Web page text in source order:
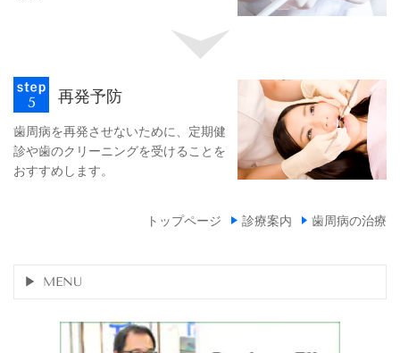
再発予防
歯周病を再発させないために、定期健
診や歯のクリーニングを受けることを
おすすめします。
トップページ 診療案内 歯周病の治療
MENU